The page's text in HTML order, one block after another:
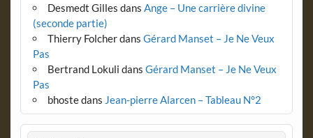
Desmedt Gilles dans Ange – Une carrière divine
(seconde partie)
Thierry Folcherdans Gérard Manset – Je Ne Veux
Pas
Bertrand Lokuli dans Gérard Manset – Je Ne Veux
Pas
bhostedans Jean-pierre Alarcen – Tableau N°2